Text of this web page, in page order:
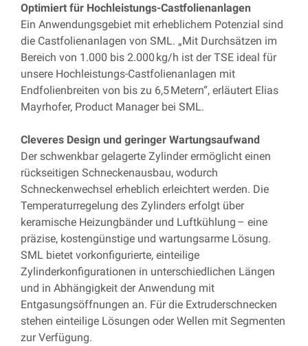
Optimiert für Hochleistungs-Castfolienanlagen
Ein Anwendungsgebiet mit erheblichem Potenzial sind
die Castfolienanlagen von SML. „Mit Durchsätzen im
Bereich von 1.000 bis 2.000 kg/h ist der TSE ideal für
unsere Hochleistungs-Castfolienanlagen mit
Endfolienbreiten von bis zu 6,5 Metern“, erläutert Elias
Mayrhofer, Product Manager bei SML.
Cleveres Design und geringer Wartungsaufwand
Der schwenkbar gelagerte Zylinder ermöglicht einen
rückseitigen Schneckenausbau, wodurch
Schneckenwechsel erheblich erleichtert werden. Die
Temperaturregelung des Zylinders erfolgt über
keramische Heizungbänder und Luftkühlung – eine
präzise, kostengünstige und wartungsarme Lösung.
SML bietet vorkonfigurierte, einteilige
Zylinderkonfigurationen in unterschiedlichen Längen
und in Abhängigkeit der Anwendung mit
Entgasungsöffnungen an. Für die Extruderschnecken
stehen einteilige Lösungen oder Wellen mit Segmenten
zur Verfügung.